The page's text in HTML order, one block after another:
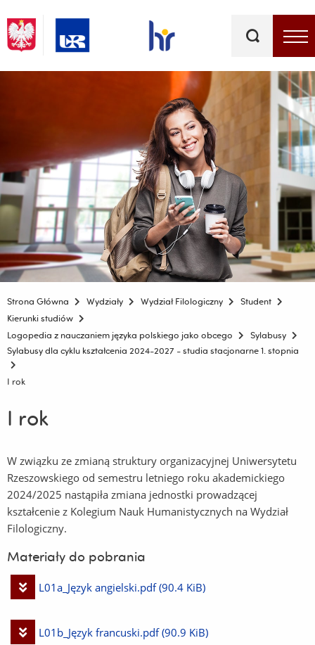
kluczowe
Strona Główna Wydziały Wydział Filologiczny
Student
Kierunki studiów
Logopedia z nauczaniem języka polskiego jako obcego
Sylabusy
Sylabusy dla cyklu kształcenia 2024-2027 - studia stacjonarne 1. stopnia
I rok
I rok
W związku ze zmianą struktury organizacyjnej Uniwersytetu
Rzeszowskiego od semestru letniego roku akademickiego
2024/2025 nastąpiła zmiana jednostki prowadzącej
kształcenie z Kolegium Nauk Humanistycznych na Wydział
Filologiczny.
Materiały do pobrania
Pobierz
L01a_Język angielski.pdf (90.4 KiB)
Pobierz
L01b_Język francuski.pdf (90.9 KiB)